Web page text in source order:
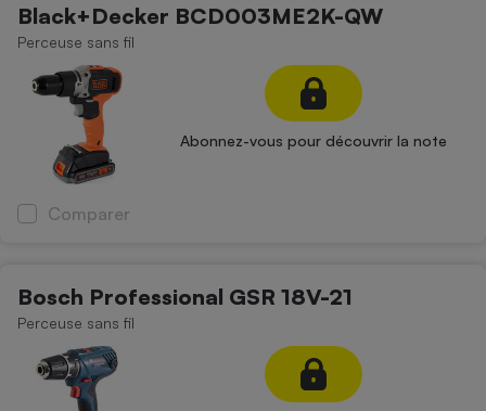
Black+Decker BCD003ME2K-QW
Perceuse sans fil
Abonnez-vous pour découvrir la note
Comparer
Bosch Professional GSR 18V-21
Perceuse sans fil